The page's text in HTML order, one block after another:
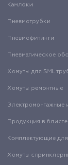
Камлоки
Пневмотрубки
Пневмофитинги
Пневматическое
Хомуты для SML
Хомуты ремонтные
Электромонтажные
Продукция в
Комплектующие
Хомуты